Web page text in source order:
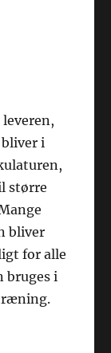
i
større
bliver
for alle
bruges i